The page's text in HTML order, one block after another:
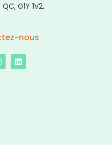
G1Y 1V2,
nous